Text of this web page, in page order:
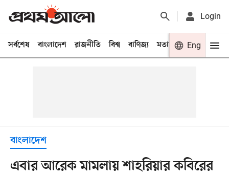
Login
সর্বশেষ বাংলাদেশ রাজনীতি বিশ্ব বাণিজ্য মতামত খেলা
Eng
বাংলাদেশ
এবার আরেক মামলায় শাহরিয়ার কবিরের